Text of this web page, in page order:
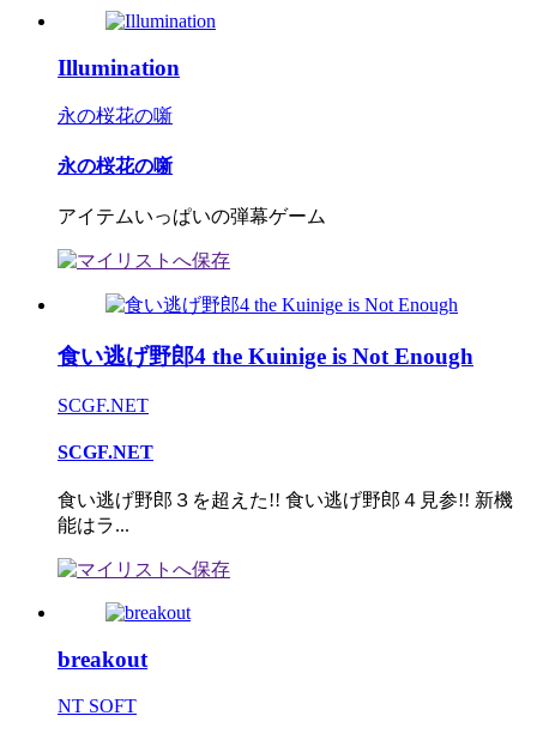
Illumination
永の桜花の噺
永の桜花の噺
アイテムいっぱいの弾幕ゲーム
食い逃げ野郎4 the Kuinige is Not Enough
SCGF.NET
SCGF.NET
食い逃げ野郎３を超えた!! 食い逃げ野郎４見参!! 新機
能はラ...
breakout
NT SOFT